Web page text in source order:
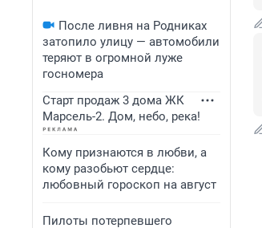
После ливня на Родниках
затопило улицу — автомобили
теряют в огромной луже
госномера
Старт продаж 3 дома ЖК
Марсель-2. Дом, небо, река!
Кому признаются в любви, а
кому разобьют сердце:
любовный гороскоп на август
Пилоты потерпевшего